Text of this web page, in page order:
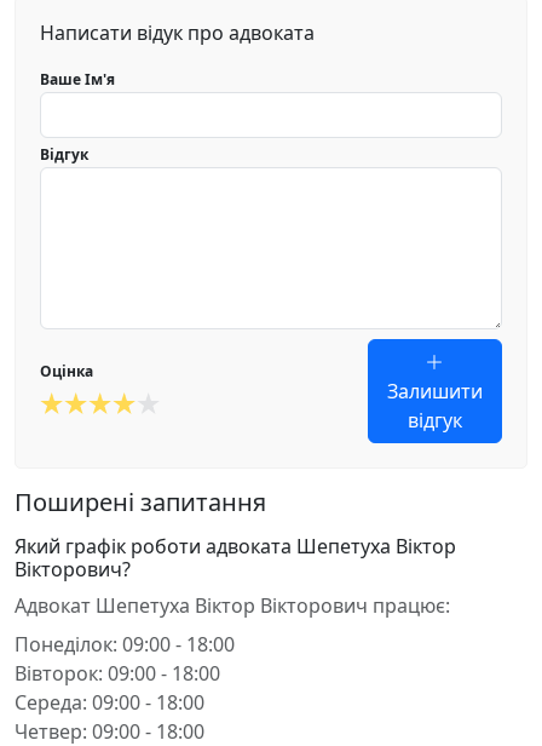
Написати відук про адвоката
Ваше Ім'я
Відгук
Оцінка
Залишити
відгук
Поширені запитання
Який графік роботи адвоката Шепетуха Віктор
Вікторович?
Адвокат Шепетуха Віктор Вікторович працює:
Понеділок: 09:00 - 18:00
Вівторок: 09:00 - 18:00
Середа: 09:00 - 18:00
Четвер: 09:00 - 18:00